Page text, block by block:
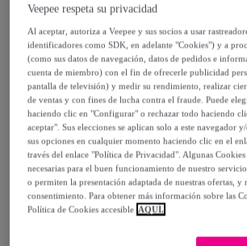
Soporte de Parasol
34/38/48 mm para Suelo
Cemento con 2 Botones de
Bloqueo Negro
Negro
23,99 €
46, € -48%
Compra rápida
Veepee respeta su privacidad
Al aceptar, autoriza a Veepee y sus socios a usar
identificadores como SDK, en adelante "Cookies") y a
(como sus datos de navegación, datos de pedidos e
cuenta de miembro) con el fin de ofrecerle publicidad
pantalla de televisión) y medir su rendimiento, realizar
de ventas y con fines de lucha contra el fraude. Puede
haciendo clic en "Configurar" o rechazar todo haciendo
aceptar". Sus elecciones se aplican solo a este navegador
sus opciones en cualquier momento haciendo clic en el
través del enlace "Política de Privacidad". Algunas Cookies
necesarias para el buen funcionamiento de nuestro
o permiten la presentación adaptada de nuestras ofertas, y
consentimiento. Para obtener más información sobre las
Política de Cookies accesible AQUÍ.